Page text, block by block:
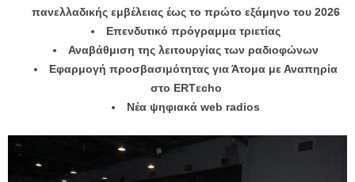
πανελλαδικής εμβέλειας έως το πρώτο εξάμηνο του 2026
Επενδυτικό πρόγραμμα τριετίας
Αναβάθμιση της λειτουργίας των ραδιοφώνων
Εφαρμογή προσβασιμότητας για Άτομα με Αναπηρία
στο ERTεcho
Νέα ψηφιακά web radios